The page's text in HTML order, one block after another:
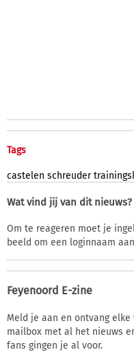
Tags
castelen schreuder
Wat vind jij van dit nieuws?
Om te reageren moet je
beeld om een loginnaam
Feyenoord E-zine
Meld je aan en ontvang
mailbox met al het nieuws
fans gingen je al voor.